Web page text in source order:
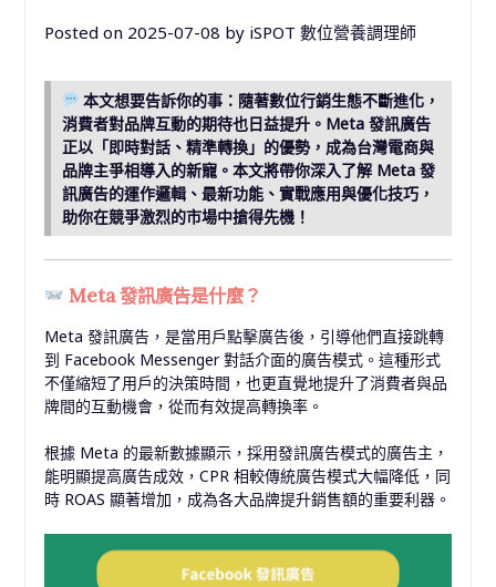
Posted on 2025-07-08 by iSPOT 數位營養調理師
本文想要告訴你的事：隨著數位行銷生態不斷進化，
消費者對品牌互動的期待也日益提升。Meta 發訊廣告
正以「即時對話、精準轉換」的優勢，成為台灣電商與
品牌主爭相導入的新寵。本文將帶你深入了解 Meta 發
訊廣告的運作邏輯、最新功能、實戰應用與優化技巧，
助你在競爭激烈的市場中搶得先機！
Meta 發訊廣告是什麼？
Meta 發訊廣告，是當用戶點擊廣告後，引導他們直接跳轉
到 Facebook Messenger 對話介面的廣告模式。這種形式
不僅縮短了用戶的決策時間，也更直覺地提升了消費者與品
牌間的互動機會，從而有效提高轉換率。
根據 Meta 的最新數據顯示，採用發訊廣告模式的廣告主，
能明顯提高廣告成效，CPR 相較傳統廣告模式大幅降低，同
時 ROAS 顯著增加，成為各大品牌提升銷售額的重要利器。